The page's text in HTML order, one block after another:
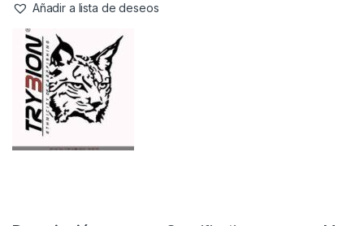
Bait 20mm
Referencia del Proveedor:
Stock:1 disponibles
8,95€ 9,99